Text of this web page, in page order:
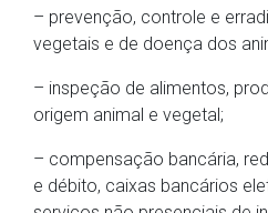
– prevenção, controle e
vegetais e de doença dos
– inspeção de alimentos,
origem animal e vegetal;
– compensação bancária,
e débito, caixas bancários